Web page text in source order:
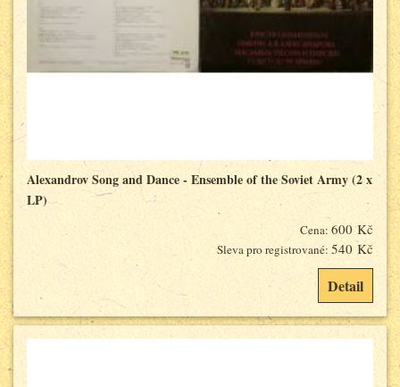
Alexandrov Song and Dance - Ensemble of the Soviet Army (2 x
LP)
Cena: 600 Kč
Sleva pro registrované: 540 Kč
Detail